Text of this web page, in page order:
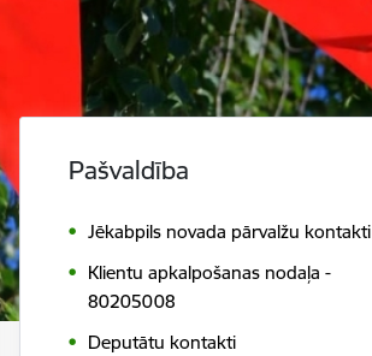
Pašvaldība
Jēkabpils novada pārvalžu kontakti
Klientu apkalpošanas nodaļa -
80205008
Deputātu kontakti